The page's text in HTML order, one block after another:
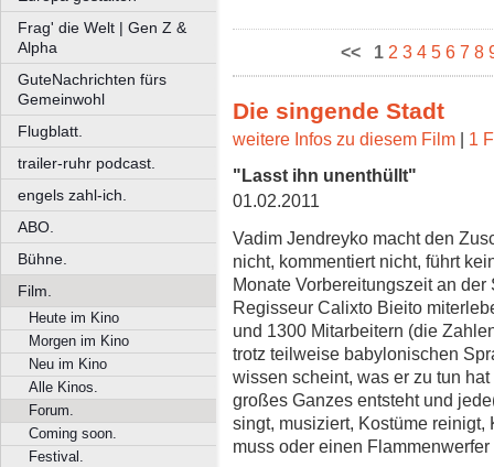
Frag' die Welt | Gen Z &
Alpha
GuteNachrichten fürs
Gemeinwohl
Flugblatt.
trailer-ruhr podcast.
engels zahl-ich.
ABO.
Bühne.
Film.
Heute im Kino
Morgen im Kino
Neu im Kino
Alle Kinos.
Forum.
Coming soon.
Festival.
<< 1 2 3 4 5 6 7 8
Die singende Stadt
weitere Infos zu diesem Film | 1
"Lasst ihn unenthüllt"
01.02.2011
Vadim Jendreyko macht den
nicht, kommentiert nicht, führt
Monate Vorbereitungszeit an
Regisseur Calixto Bieito
und 1300 Mitarbeitern (die
trotz teilweise babylonischen
wissen scheint, was er zu tun
großes Ganzes entsteht und
singt, musiziert, Kostüme
muss oder einen Flammenwerfer